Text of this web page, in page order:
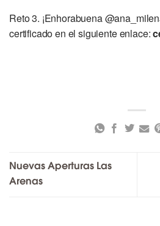
Reto 3. ¡Enhorabuena
certificado en el siguiente enlace:
Nuevas Aperturas Las
Arenas